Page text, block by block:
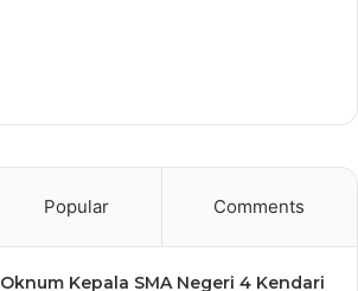
Popular Comments
Oknum Kepala SMA Negeri 4 Kendari